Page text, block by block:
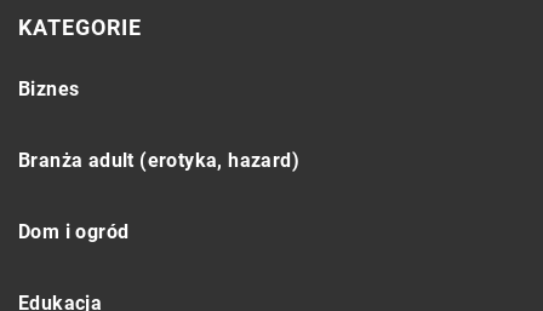
KATEGORIE
Biznes
Branża adult (erotyka, hazard)
Dom i ogród
Edukacja